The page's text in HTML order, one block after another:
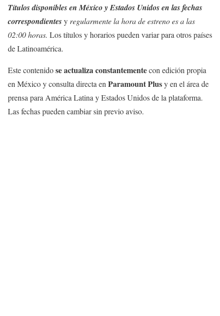
Títulos disponibles en México y Estados Unidos en las fechas
correspondientesy regularmente la hora de estreno es a las
02:00 horas. Los títulos y horarios pueden variar para otros países
de Latinoamérica.
Este contenidose actualiza constantementecon edición propia
en México y consulta directa en Paramount Plusy en el área de
prensa para América Latina y Estados Unidos de la plataforma.
Las fechas pueden cambiar sin previo aviso.